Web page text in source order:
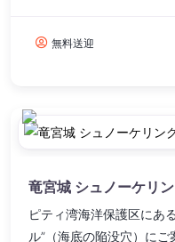
無料送迎
竜宮城 シュノーケリ
ピティ湾海洋保護区にあ
ル”（海底の陥没穴）に